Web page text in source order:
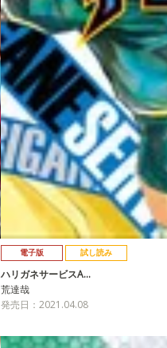
電子版 試し読み
ハリガネサービスA…
荒達哉
発売日：2021.04.08